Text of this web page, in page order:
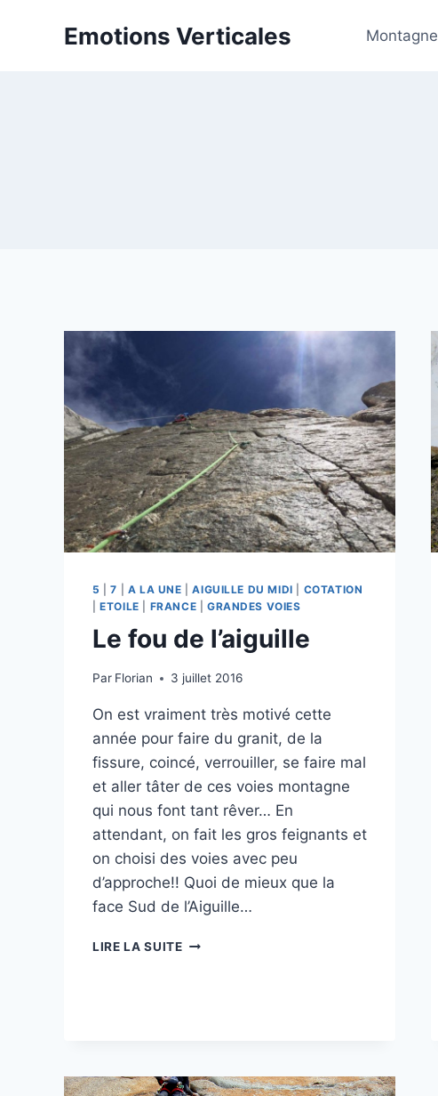
Emotions Verticales Montagne
5 |7 A LA UNE |AIGUILLE DU MIDI
COTATION
|ETOILE FRANCE GRANDES VOIES
Le fou de l’aiguille
Par Florian 3 juillet 2016
On est vraiment très motivé cette
année pour faire du granit, de la
fissure, coincé, verrouiller, se faire mal
et aller tâter de ces voies montagne
qui nous font tant rêver… En
attendant, on fait les gros feignants et
on choisi des voies avec peu
d’approche!! Quoi de mieux que la
face Sud de l’Aiguille…
LIRE LA SUITELE